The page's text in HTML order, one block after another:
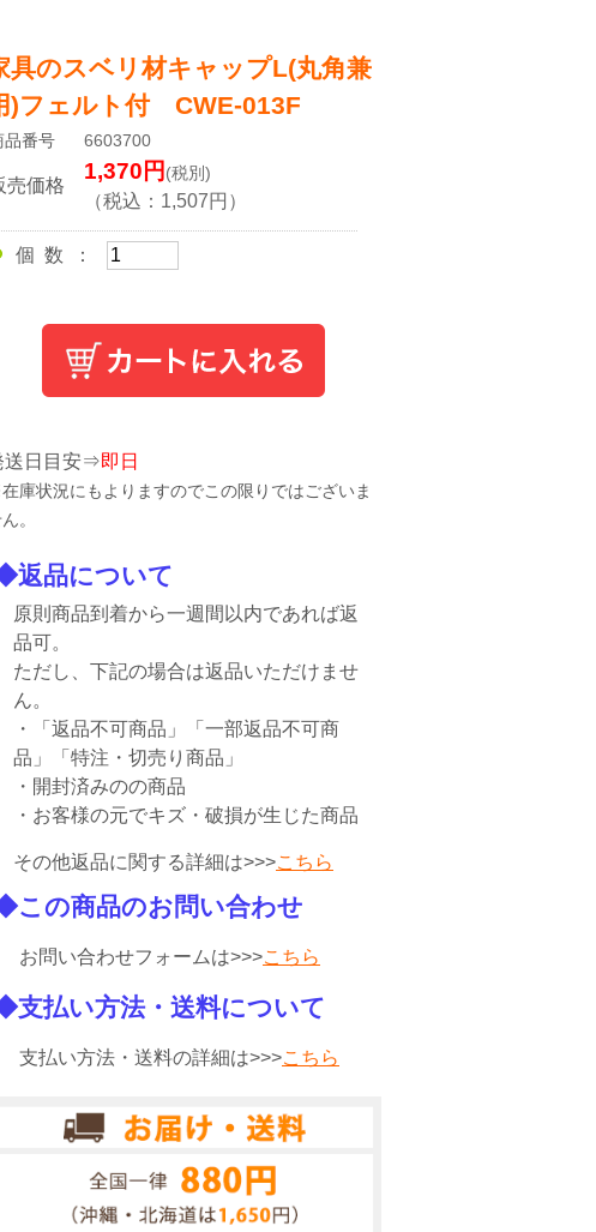
具のスベリ材キャップL(丸角兼
)フェルト付 CWE-013F
品番号 6603700
売価格
1,370 円 (税別)
（税込： 1,507 円）
個 数 ：
送日目安⇒即日
庫状況にもよりますのでこの限りではございま
。
返品について
原則商品到着から一週間以内であれば返
品可。
ただし、下記の場合は返品いただけませ
ん。
・「返品不可商品」「一部返品不可商
品」「特注・切売り商品」
・開封済みのの商品
・お客様の元でキズ・破損が生じた商品
その他返品に関する詳細は>>>こちら
この商品のお問い合わせ
お問い合わせフォームは>>>こちら
支払い方法・送料について
支払い方法・送料の詳細は>>>こちら